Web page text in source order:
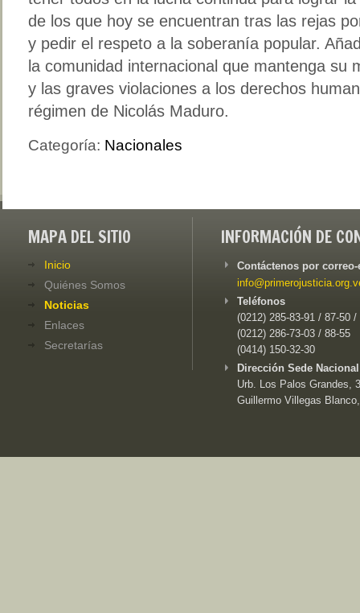
de los que hoy se encuentran tras las rejas
y pedir el respeto a la soberanía popular.
la comunidad internacional que mantenga su
y las graves violaciones a los derechos
régimen de Nicolás Maduro.
Categoría: Nacionales
MAPA DEL SITIO
Inicio
Quiénes Somos
Noticias
Enlaces
Secretarías
INFORMACIÓN DE
Contáctenos por
Teléfonos
(0212) 285-83-91 / 87-50 /
(0212) 286-73-03 / 88-55
(0414) 150-32-30
Dirección Sede
Urb. Los Palos Grandes,
Guillermo Villegas